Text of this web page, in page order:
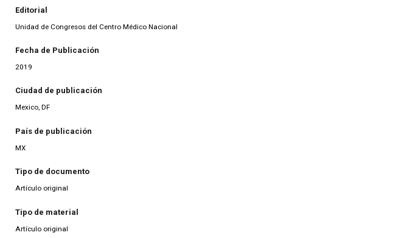
Editorial
Unidad de Congresos del Centro Médico Nacional
Fecha de Publicación
2019
Ciudad de publicación
Mexico, DF
País de publicación
MX
Tipo de documento
Artículo original
Tipo de material
Artículo original